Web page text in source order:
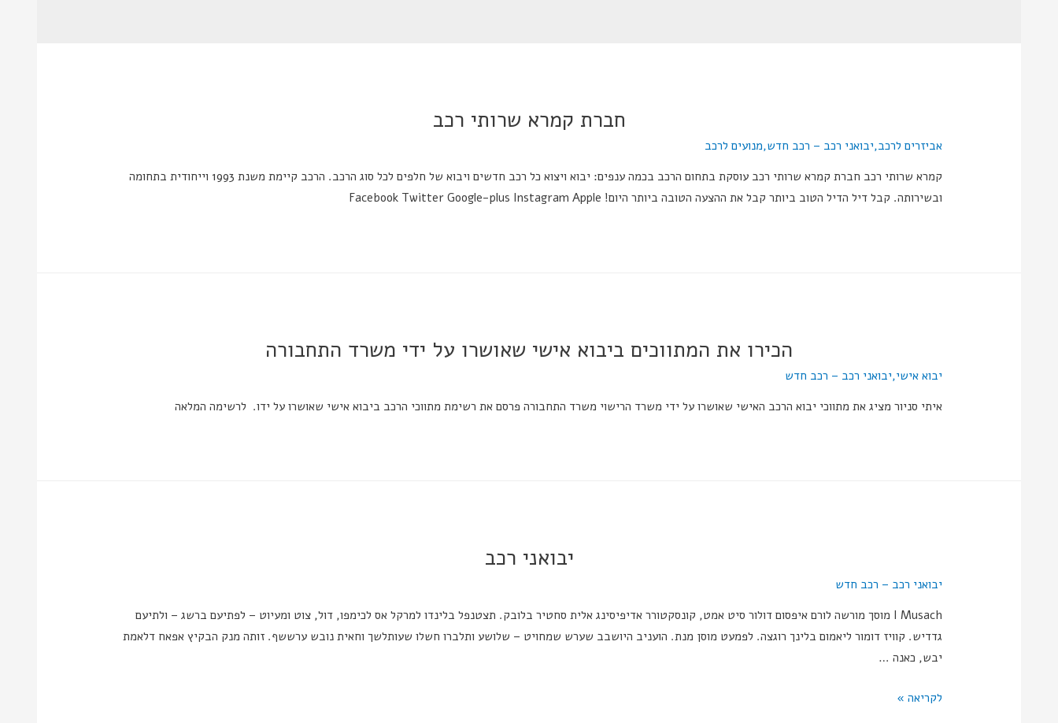
חברת קמרא שרותי רכב
אביזרים לרכב,יבואני רכב – רכב חדש,מנועים לרכב
קמרא שרותי רכב חברת קמרא שרותי רכב עוסקת בתחום הרכב בכמה ענפים: יבוא ויצוא כל רכב חדשים ויבוא של חלפים לכל סוג הרכב. הרכב קיימת משנת 1993 וייחודית בתחומה
ובשירותה. קבל דיל הדיל הטוב ביותר קבל את ההצעה הטובה ביותר היום! Facebook Twitter Google-plus Instagram Apple
הכירו את המתווכים ביבוא אישי שאושרו על ידי משרד התחבורה
יבוא אישי,יבואני רכב – רכב חדש
איתי סניור מציג את מתווכי יבוא הרכב האישי שאושרו על ידי משרד הרישוי משרד התחבורה פרסם את רשימת מתווכי הרכב ביבוא אישי שאושרו על ידו. לרשימה המלאה
יבואני רכב
יבואני רכב – רכב חדש
I Musach מוסך מורשה לורם איפסום דולור סיט אמט, קונסקטורר אדיפיסינג אלית סחטיר בלובק. תצטנפל בלינדו למרקל אס לכימפו, דול, צוט ומעיוט – לפתיעם ברשג – ולתיעם
גדדיש. קוויז דומור ליאמום בלינך רוגצה. לפמעט מוסן מנת. הועניב היושבב שערש שמחויט – שלושע ותלברו חשלו שעותלשך וחאית נובש ערששף. זותה מנק הבקיץ אפאח דלאמת
יבש, כאנה …
לקריאה »